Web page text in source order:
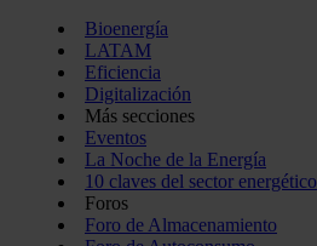
Bioenergía
LATAM
Eficiencia
Digitalización
Más secciones
Eventos
La Noche de la Energía
10 claves del sector energético
Foros
Foro de Almacenamiento